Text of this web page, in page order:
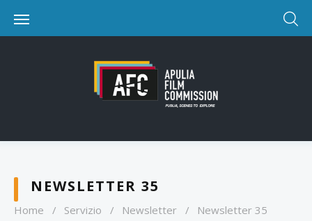
NEWSLETTER 35
Home / Servizio / Newsletter / Newsletter 35